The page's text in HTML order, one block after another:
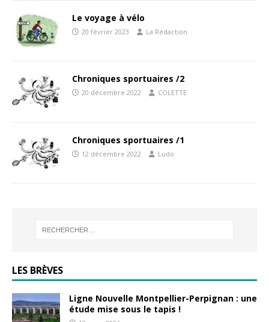
Le voyage à vélo
20 février 2023 La Rédaction
Chroniques sportuaires /2
20 décembre 2022 COLETTE
Chroniques sportuaires /1
12 décembre 2022 Ludo
LES BRÈVES
Ligne Nouvelle Montpellier-Perpignan : une
étude mise sous le tapis !